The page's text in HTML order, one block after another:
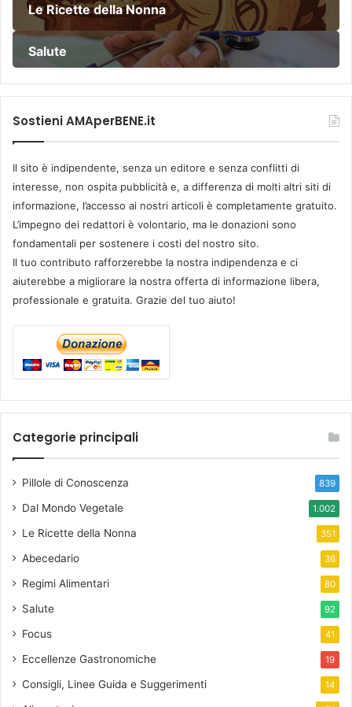
Le Ricette della Nonna
Salute
Sostieni AMAperBENE.it
Il sito è indipendente, senza un editore e senza conflitti di
interesse, non ospita pubblicità e, a differenza di molti altri siti di
informazione, l’accesso ai nostri articoli è completamente gratuito.
L’impegno dei redattori è volontario, ma le donazioni sono
fondamentali per sostenere i costi del nostro sito.
Il tuo contributo rafforzerebbe la nostra indipendenza e ci
aiuterebbe a migliorare la nostra offerta di informazione libera,
professionale e gratuita. Grazie del tuo aiuto!
Categorie principali
Pillole di Conoscenza 839
Dal Mondo Vegetale 1.002
Le Ricette della Nonna 351
Abecedario 36
Regimi Alimentari 80
Salute 92
Focus 41
Eccellenze Gastronomiche 19
Consigli, Linee Guida e Suggerimenti 14